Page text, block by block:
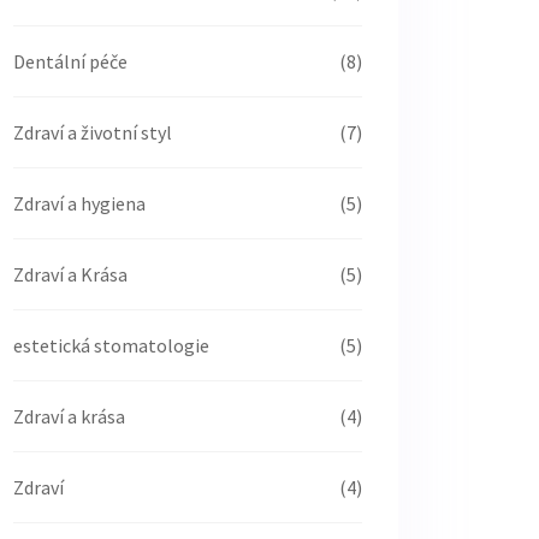
Dentální péče (8)
Zdraví a životní styl (7)
Zdraví a hygiena (5)
Zdraví a Krása (5)
estetická stomatologie (5)
Zdraví a krása (4)
Zdraví (4)